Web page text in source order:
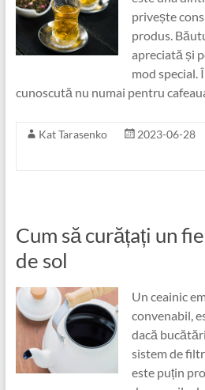
privește
produs.
apreciată și
mod special.
cunoscută nu numai pentru
Kat Tarasenko 2023-06-28
Cum să curățați un
de sol
Un ceainic
convenabil,
dacă
sistem de
este puțin